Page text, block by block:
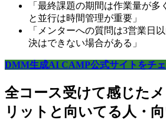
「最終課題の期間は作業量が
と並行は時間管理が重要」
「メンターへの質問は3営業日
決はできない場合がある」
DMM生成AI CAMP公式サイトをチ
全コース受けて感じた
リットと向いてる人・